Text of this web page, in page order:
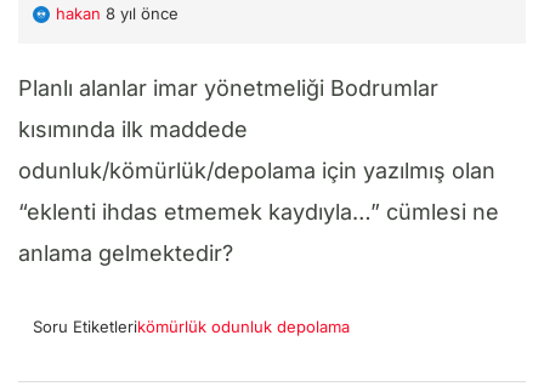
hakan 8 yıl önce
Planlı alanlar imar yönetmeliği Bodrumlar
kısımında ilk maddede
odunluk/kömürlük/depolama için yazılmış olan
“eklenti ihdas etmemek kaydıyla…” cümlesi ne
anlama gelmektedir?
Soru Etiketlerikömürlük odunluk depolama